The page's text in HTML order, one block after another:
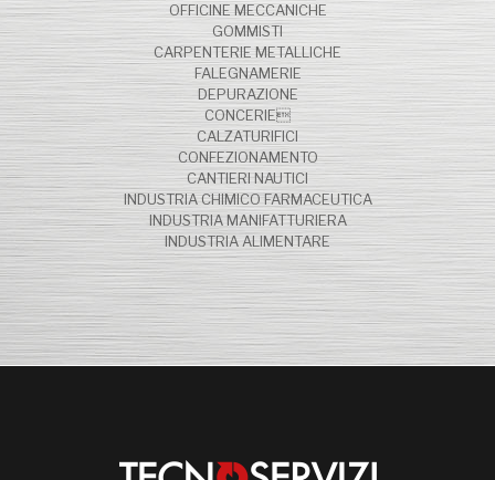
OFFICINE MECCANICHE
GOMMISTI
CARPENTERIE METALLICHE
FALEGNAMERIE
DEPURAZIONE
CONCERIE
CALZATURIFICI
CONFEZIONAMENTO
CANTIERI NAUTICI
INDUSTRIA CHIMICO FARMACEUTICA
INDUSTRIA MANIFATTURIERA
INDUSTRIA ALIMENTARE